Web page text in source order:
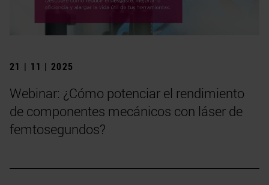
21 | 11 | 2025
Webinar: ¿Cómo potenciar el rendimiento
de componentes mecánicos con láser de
femtosegundos?